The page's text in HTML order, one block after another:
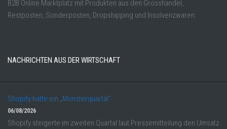
B2B Online Marktplatz mit Produkten aus den Grosshandel,
Restposten, Sonderposten, Dropshipping und Insolvenzwaren.
NACHRICHTEN AUS DER WIRTSCHAFT
Shopify hatte ein „Monsterquartal“
06/08/2026
Shopify steigerte im zweiten Quartal laut Pressemitteilung den Umsatz